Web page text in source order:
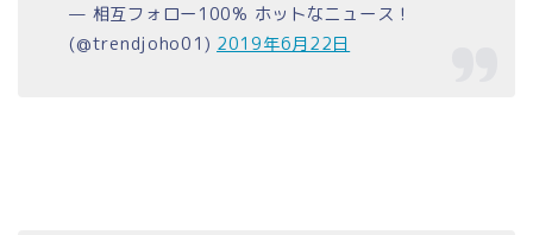
— 相互フォロー100% ホットなニュース！
(@trendjoho01) 2019年6月22日